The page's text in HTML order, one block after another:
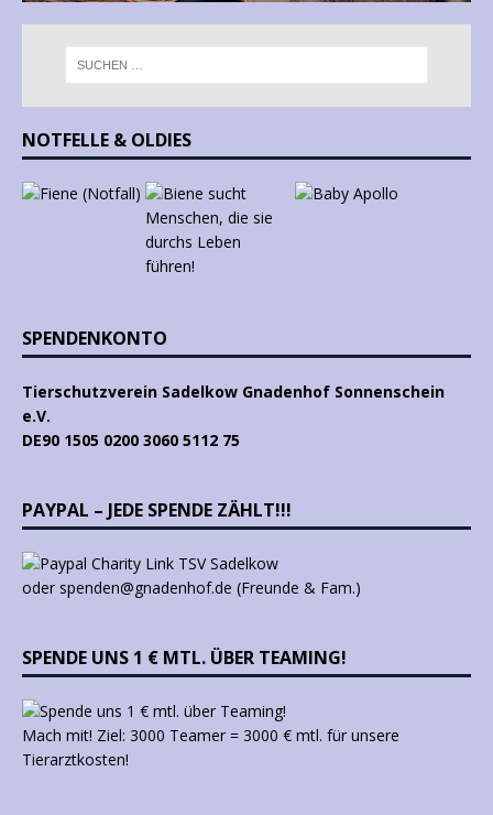
NOTFELLE & OLDIES
SPENDENKONTO
Tierschutzverein Sadelkow Gnadenhof Sonnenschein
e.V.
DE90 1505 0200 3060 5112 75
PAYPAL – JEDE SPENDE ZÄHLT!!!
oder spenden@gnadenhof.de (Freunde & Fam.)
SPENDE UNS 1 € MTL. ÜBER TEAMING!
Mach mit! Ziel: 3000 Teamer = 3000 € mtl. für unsere
Tierarztkosten!